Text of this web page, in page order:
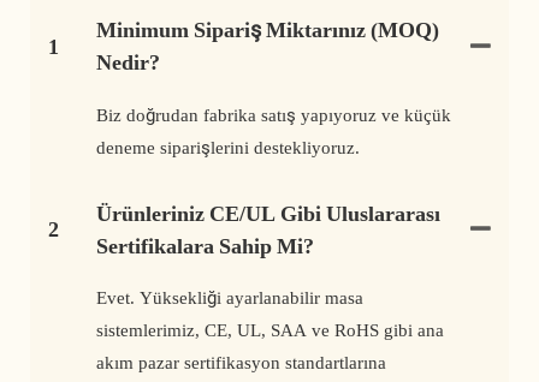
1
Minimum Sipariş Miktarınız (MOQ)
Nedir?
Biz doğrudan fabrika satış yapıyoruz ve küçük
deneme siparişlerini destekliyoruz.
2
Ürünleriniz CE/UL Gibi Uluslararası
Sertifikalara Sahip Mi?
Evet. Yüksekliği ayarlanabilir masa
sistemlerimiz, CE, UL, SAA ve RoHS gibi ana
akım pazar sertifikasyon standartlarına